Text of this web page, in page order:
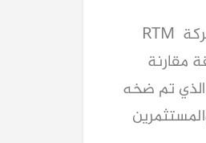
وقال دكتور محمد فتحي، استشاري التسويق للمعرض ورئيس مجلس إدارة شركة RTM